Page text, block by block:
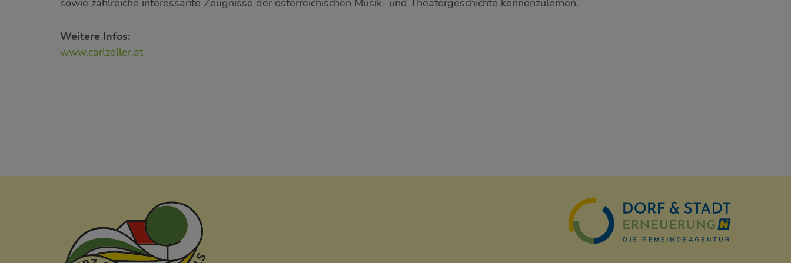
sowie zahlreiche interessante Zeugnisse der österreichischen Musik- und Theatergeschichte kennenzulernen.
Weitere Infos:
www.carlzeller.at